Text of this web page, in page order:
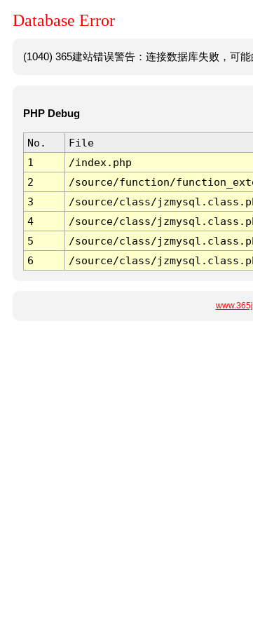
Database Error
(1040) 365建站错误警告：连接数据库失败，可
PHP Debug
No. File
1
/index.php
2
/source/function/
3
/source/class/
4
/source/class/
5
/source/class/
6
/source/class/